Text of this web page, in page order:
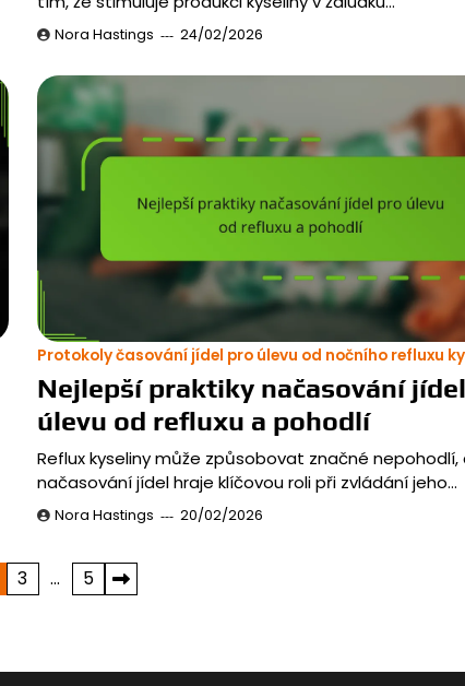
Nora Hastings 24/02/2026
Protokoly časování jídel pro úlevu od nočního refluxu
Nejlepší praktiky načasování
úlevu od refluxu a pohodlí
Reflux kyseliny může způsobovat značné nepohodlí,
načasování jídel hraje klíčovou roli při zvládání jeho…
Nora Hastings 20/02/2026
3 … 5